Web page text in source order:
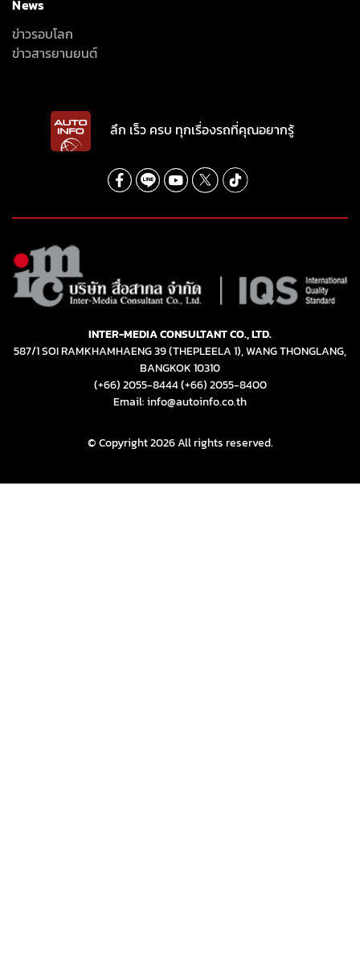
News
ข่าวรอบโลก
ข่าวสารยานยนต์
ลึก เร็ว ครบ ทุกเรื่องรถที่คุณอยากรู้
INTER-MEDIA CONSULTANT CO., LTD.
587/1 SOI RAMKHAMHAENG 39 (THEPLEELA 1), WANG THONGLANG,
BANGKOK 10310
(+66) 2055-8444(+66) 2055-8400
Email: info@autoinfo.co.th
© Copyright 2026 All rights reserved.